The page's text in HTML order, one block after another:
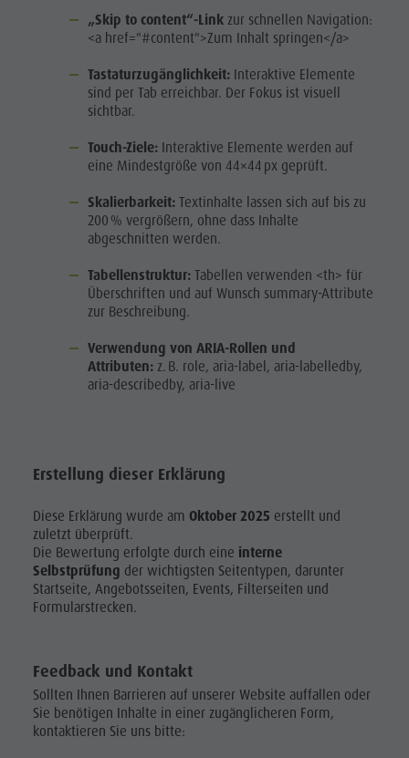
„Skip to content“-Link zur schnellen Navigation:
<a href="#content">Zum Inhalt springen</a>
Tastaturzugänglichkeit: Interaktive Elemente
sind per Tab erreichbar. Der Fokus ist visuell
sichtbar.
Touch-Ziele: Interaktive Elemente werden auf
eine Mindestgröße von 44×44 px geprüft.
Skalierbarkeit: Textinhalte lassen sich auf bis zu
200 % vergrößern, ohne dass Inhalte
abgeschnitten werden.
Tabellenstruktur: Tabellen verwenden <th> für
Überschriften und auf Wunsch summary-Attribute
zur Beschreibung.
Verwendung von ARIA-Rollen und
Attributen: z. B. role, aria-label, aria-labelledby,
aria-describedby, aria-live
Erstellung dieser Erklärung
Diese Erklärung wurde am Oktober 2025 erstellt und
zuletzt überprüft.
Die Bewertung erfolgte durch eine interne
Selbstprüfung der wichtigsten Seitentypen, darunter
Startseite, Angebotsseiten, Events, Filterseiten und
Formularstrecken.
Feedback und Kontakt
Sollten Ihnen Barrieren auf unserer Website auffallen oder
Sie benötigen Inhalte in einer zugänglicheren Form,
kontaktieren Sie uns bitte: